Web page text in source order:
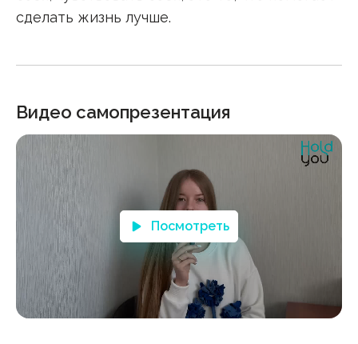
сделать жизнь лучше.
Видео самопрезентация
Посмотреть